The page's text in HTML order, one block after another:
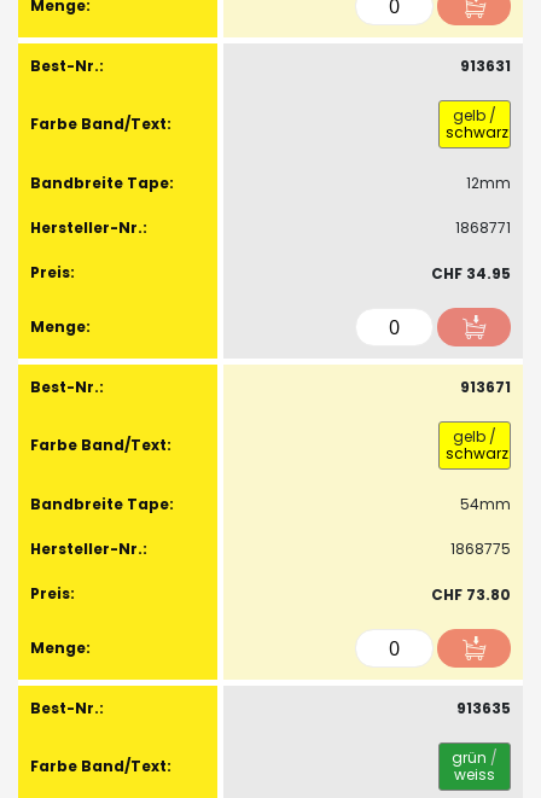
913631
gelb /
schwarz
12mm
1868771
CHF 34.95
913671
gelb /
schwarz
54mm
1868775
CHF 73.80
913635
grün /
weiss